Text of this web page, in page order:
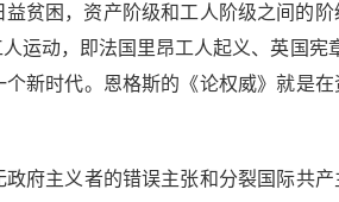
贫困，资产阶级和工人阶级之间的
运动，即法国里昂工人起义、英国宪
新时代。恩格斯的《论权威》就是
主义者的错误主张和分裂国际共产